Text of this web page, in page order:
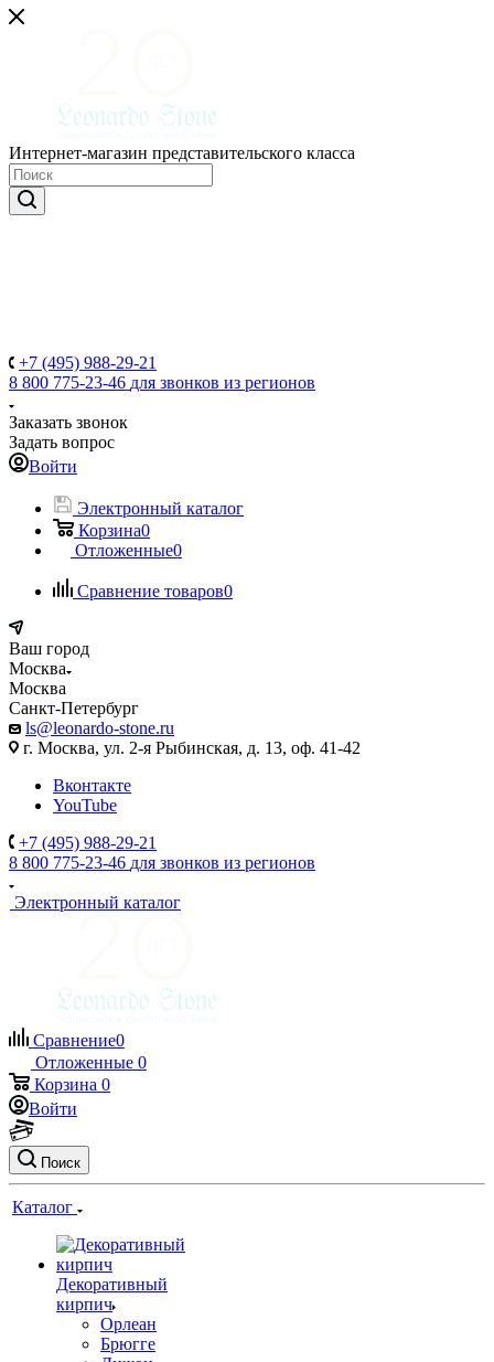
Интернет-магазин представительского класса
+7 (495) 988-29-21
8 800 775-23-46 для звонков из регионов
Заказать звонок
Задать вопрос
Войти
Электронный каталог
Корзина0
Отложенные0
Сравнение товаров0
Ваш город
Москва
Москва
Санкт-Петербург
ls@leonardo-stone.ru
г. Москва, ул. 2-я Рыбинская, д. 13, оф. 41-42
Вконтакте
YouTube
+7 (495) 988-29-21
8 800 775-23-46 для звонков из регионов
Электронный каталог
Сравнение0
Отложенные 0
Корзина 0
Войти
Поиск
Каталог
Декоративный
кирпич
Орлеан
Брюгге